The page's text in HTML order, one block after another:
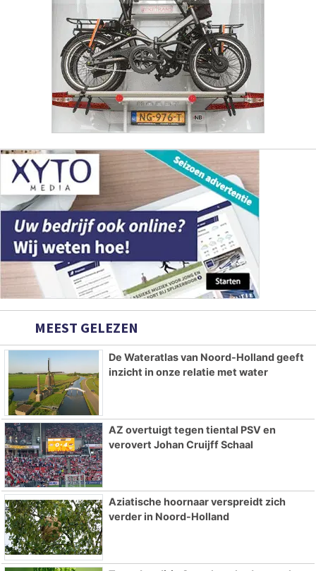
MEEST GELEZEN
De Wateratlas van Noord-Holland geeft
inzicht in onze relatie met water
AZ overtuigt tegen tiental PSV en
verovert Johan Cruijff Schaal
Aziatische hoornaar verspreidt zich
verder in Noord-Holland